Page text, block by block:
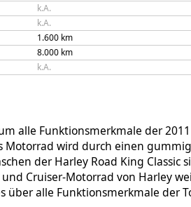
k.A.
k.A.
1.600 km
8.000 km
k.A.
alle Funktionsmerkmale der
Motorrad wird durch einen
der Harley Road King
Cruiser-Motorrad von Harley
über alle Funktionsmerkmale der